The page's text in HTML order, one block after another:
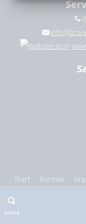
SUCHE
bitte wählen
ZURÜCKSETZEN
Start Kontakt